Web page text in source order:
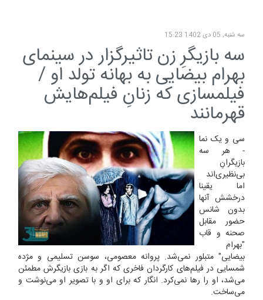
سه شنبه, 05 دی 1402 15:23
سه بازیگرِ زن تاثیرگزار در سینمای
بهرام بیضایی به بهانه تولد او /
فیلمسازی که زنانِ فیلم‌هایش
قهرمانند
سی و یک نما
- هر سه
بازیگرانِ
بی‌نظیری‌اند
اما یقینا
درخشش آنها
بدون شانس
حضور مقابل
صحنه و قاب
"بهرام
بیضایی" متبلور نمی‌شد. پروانه معصومی، سوسن تسلیمی و مژده
شمسایی در فیلم‌های کارگردان فاخری که اگر به بازی بازیگرش مطمئن
می‌شد، او را رها نمی‌کرد. انگار که برای او و با تصویر او می‌نوشت و
می‌ساخت.